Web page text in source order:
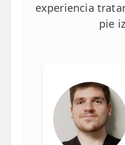
experiencia
pie